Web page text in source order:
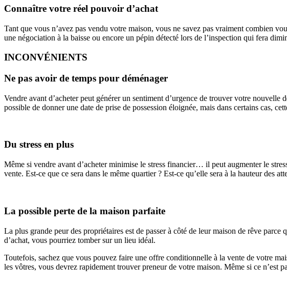
Connaître votre réel pouvoir d’achat
Tant que vous n’avez pas vendu votre maison, vous ne savez pas vraiment combien
une négociation à la baisse ou encore un pépin détecté lors de l’inspection qui fera
INCONVÉNIENTS
Ne pas avoir de temps pour déménager
Vendre avant d’acheter peut générer un sentiment d’urgence de trouver votre
possible de donner une date de prise de possession éloignée, mais dans certains cas,
Du stress en plus
Même si vendre avant d’acheter minimise le stress financier… il peut augmenter le
vente. Est-ce que ce sera dans le même quartier ? Est-ce qu’elle sera à la hauteur des
La possible perte de la maison parfaite
La plus grande peur des propriétaires est de passer à côté de leur maison de rêve
d’achat, vous pourriez tomber sur un lieu idéal.
Toutefois, sachez que vous pouvez faire une offre conditionnelle à la vente de votre
les vôtres, vous devrez rapidement trouver preneur de votre maison. Même si ce n’est